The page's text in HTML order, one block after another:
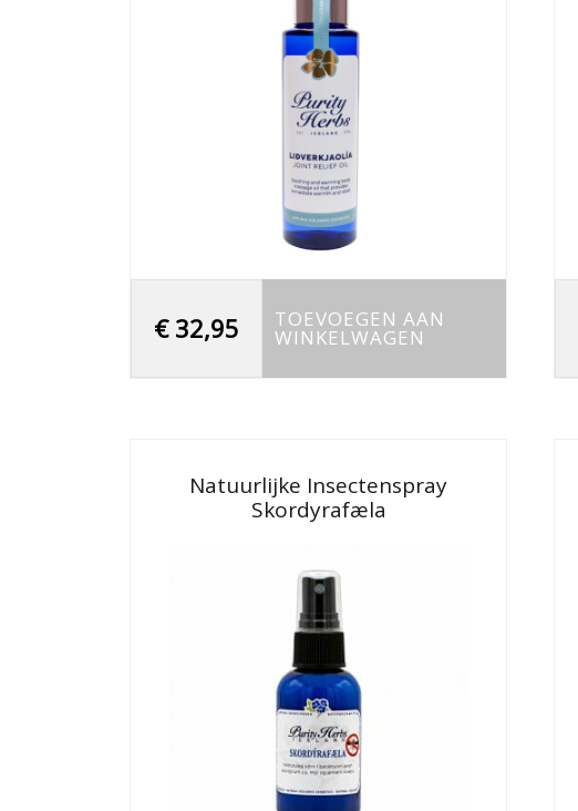
€32,95 TOEVOEGEN AAN
WINKELWAGEN
Natuurlijke Insectenspray
Skordyrafæla